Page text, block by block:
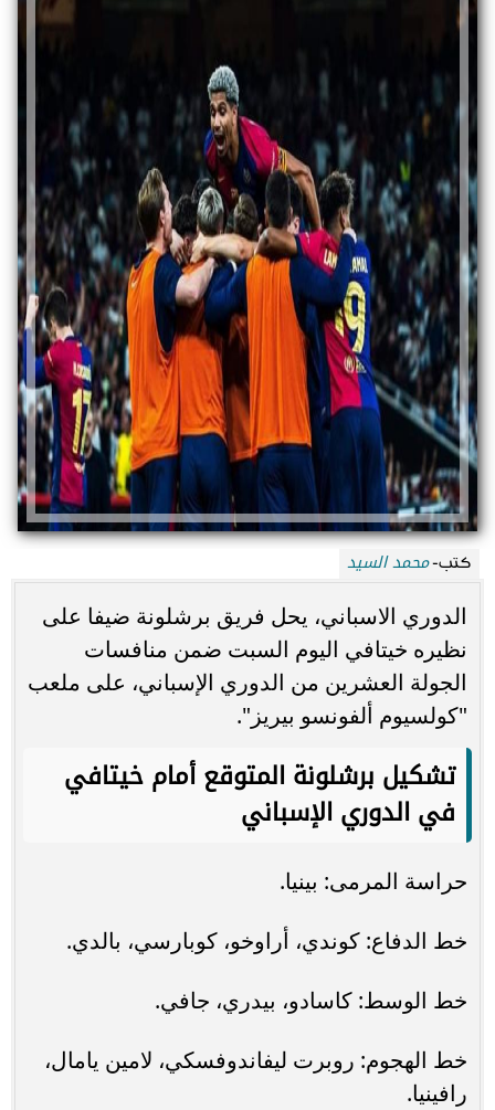
كتب-محمد السيد
الدوري الاسباني، يحل فريق برشلونة ضيفا على
نظيره خيتافي اليوم السبت ضمن منافسات
الجولة العشرين من الدوري الإسباني، على ملعب
"كولسيوم ألفونسو بيريز".
تشكيل برشلونة المتوقع أمام خيتافي
في الدوري الإسباني
حراسة المرمى: بينيا.
خط الدفاع: كوندي، أراوخو، كوبارسي، بالدي.
خط الوسط: كاسادو، بيدري، جافي.
خط الهجوم: روبرت ليفاندوفسكي، لامين يامال،
رافينيا.